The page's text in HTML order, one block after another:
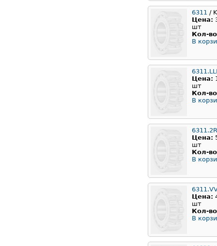
6311 /
Цена:
шт
Кол-
В
Цена:
шт
Кол-
В
Цена:
шт
Кол-
В
Цена:
шт
Кол-
В